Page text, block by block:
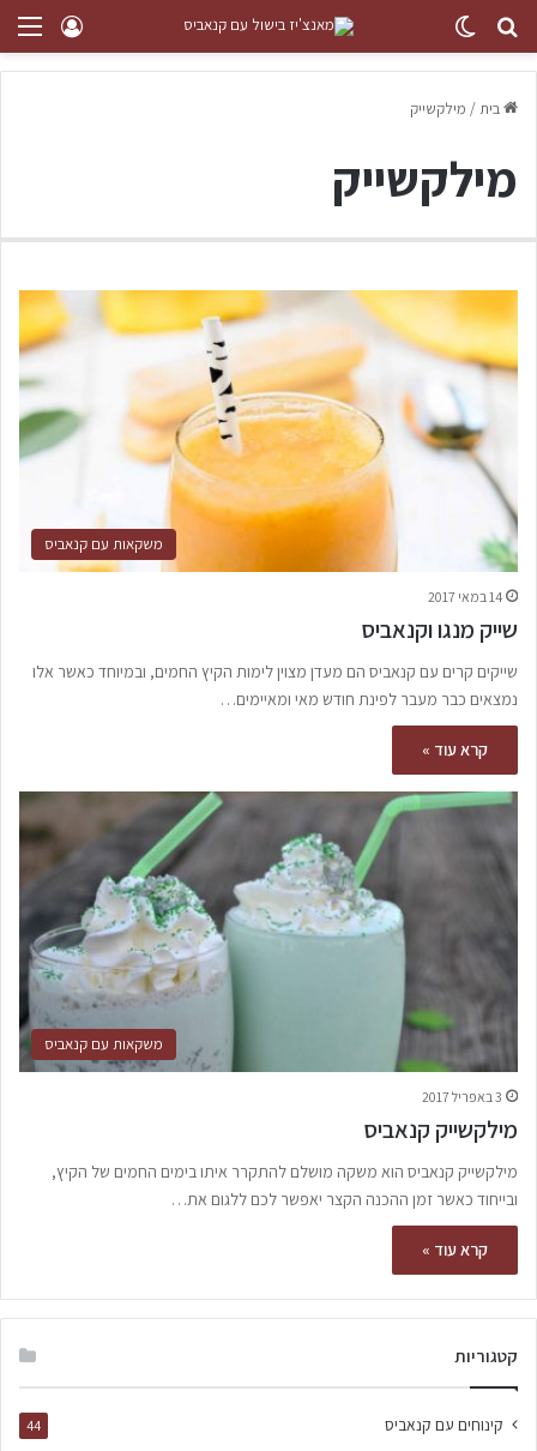
בית/ מילקשייק
מילקשייק
משקאות עם קנאביס
14 במאי 2017
שייק מנגו וקנאביס
שייקים קרים עם קנאביס הם מעדן מצוין לימות הקיץ החמים, ובמיוחד כאשר אלו
נמצאים כבר מעבר לפינת חודש מאי ומאיימים…
קרא עוד »
משקאות עם קנאביס
3 באפריל 2017
מילקשייק קנאביס
מילקשייק קנאביס הוא משקה מושלם להתקרר איתו בימים החמים של הקיץ,
ובייחוד כאשר זמן ההכנה הקצר יאפשר לכם ללגום את…
קרא עוד »
קטגוריות
קינוחים עם קנאביס 44